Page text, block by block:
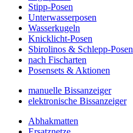
Stipp-Posen
Unterwasserposen
Wasserkugeln
Knicklicht-Posen
Sbirolinos & Schlepp-Posen
nach Fischarten
Posensets & Aktionen
manuelle Bissanzeiger
elektronische Bissanzeiger
Abhakmatten